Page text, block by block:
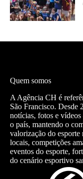
Quem somos
A Agência CH é
São Francisco.
notícias, fotos e
o país, mantendo o
valorização do esporte
locais, competições
eventos do esporte,
do cenário esportivo